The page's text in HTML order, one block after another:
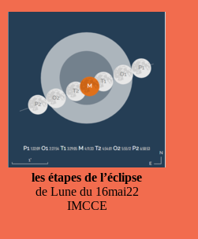
les étapes de l’éclipse
de Lune du 16mai22
IMCCE